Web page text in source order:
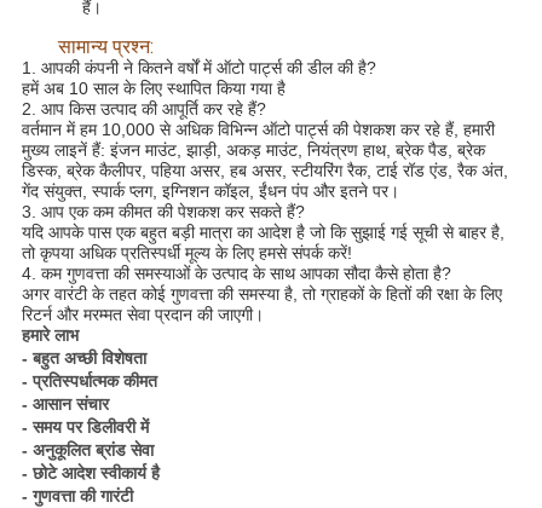
हैं।
सामान्य प्रश्न:
1. आपकी कंपनी ने कितने वर्षों में ऑटो पार्ट्स की डील की है?
हमें अब 10 साल के लिए स्थापित किया गया है
2. आप किस उत्पाद की आपूर्ति कर रहे हैं?
वर्तमान में हम 10,000 से अधिक विभिन्न ऑटो पार्ट्स की पेशकश कर रहे हैं, हमारी
मुख्य लाइनें हैं: इंजन माउंट, झाड़ी, अकड़ माउंट, नियंत्रण हाथ, ब्रेक पैड, ब्रेक
डिस्क, ब्रेक कैलीपर, पहिया असर, हब असर, स्टीयरिंग रैक, टाई रॉड एंड, रैक अंत,
गेंद संयुक्त, स्पार्क प्लग, इग्निशन कॉइल, ईंधन पंप और इतने पर।
3. आप एक कम कीमत की पेशकश कर सकते हैं?
यदि आपके पास एक बहुत बड़ी मात्रा का आदेश है जो कि सुझाई गई सूची से बाहर है,
तो कृपया अधिक प्रतिस्पर्धी मूल्य के लिए हमसे संपर्क करें!
4. कम गुणवत्ता की समस्याओं के उत्पाद के साथ आपका सौदा कैसे होता है?
अगर वारंटी के तहत कोई गुणवत्ता की समस्या है, तो ग्राहकों के हितों की रक्षा के लिए
रिटर्न और मरम्मत सेवा प्रदान की जाएगी।
हमारे लाभ
- बहुत अच्छी विशेषता
- प्रतिस्पर्धात्मक कीमत
- आसान संचार
- समय पर डिलीवरी में
- अनुकूलित ब्रांड सेवा
- छोटे आदेश स्वीकार्य है
- गुणवत्ता की गारंटी